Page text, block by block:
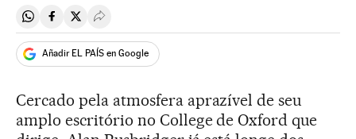
Compartir en Whatsapp
Compartir en Facebook
Compartir en Twitter
Desplegar Redes Sociales
Añadir EL PAÍS en Google
Cercado pela atmosfera aprazível de seu
amplo escritório no College de Oxford que